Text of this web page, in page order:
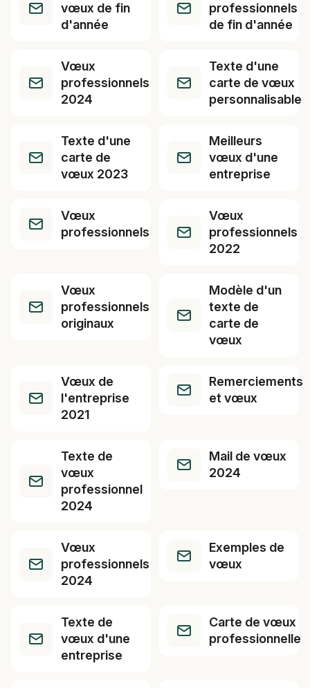
vœux de fin
d'année
professionnels
de fin d'année
Vœux
professionnels
2024
Texte d'une
carte de vœux
personnalisable
Texte d'une
carte de
vœux 2023
Meilleurs
vœux d'une
entreprise
Vœux
professionnels
Vœux
professionnels
2022
Vœux
professionnels
originaux
Modèle d'un
texte de
carte de
vœux
Vœux de
l'entreprise
2021
Remerciements
et vœux
Texte de
vœux
professionnel
2024
Mail de vœux
2024
Vœux
professionnels
2024
Exemples de
vœux
Texte de
vœux d'une
entreprise
Carte de vœux
professionnelle